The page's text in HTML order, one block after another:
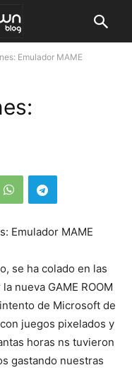
Emulador MAME
se ha colado en las
nueva GAME ROOM
de Microsoft de
juegos pixelados y
horas ns tuvieron
gastando nuestras